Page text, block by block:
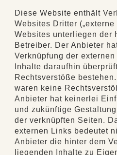
Diese Website enthält
Websites Dritter („externe
Websites unterliegen der
Betreiber. Der Anbieter
Verknüpfung der
Inhalte daraufhin
Rechtsverstöße
waren keine
Anbieter hat keinerlei
und zukünftige
der verknüpften Seiten.
externen Links bedeutet
Anbieter die hinter dem
liegenden Inhalte zu